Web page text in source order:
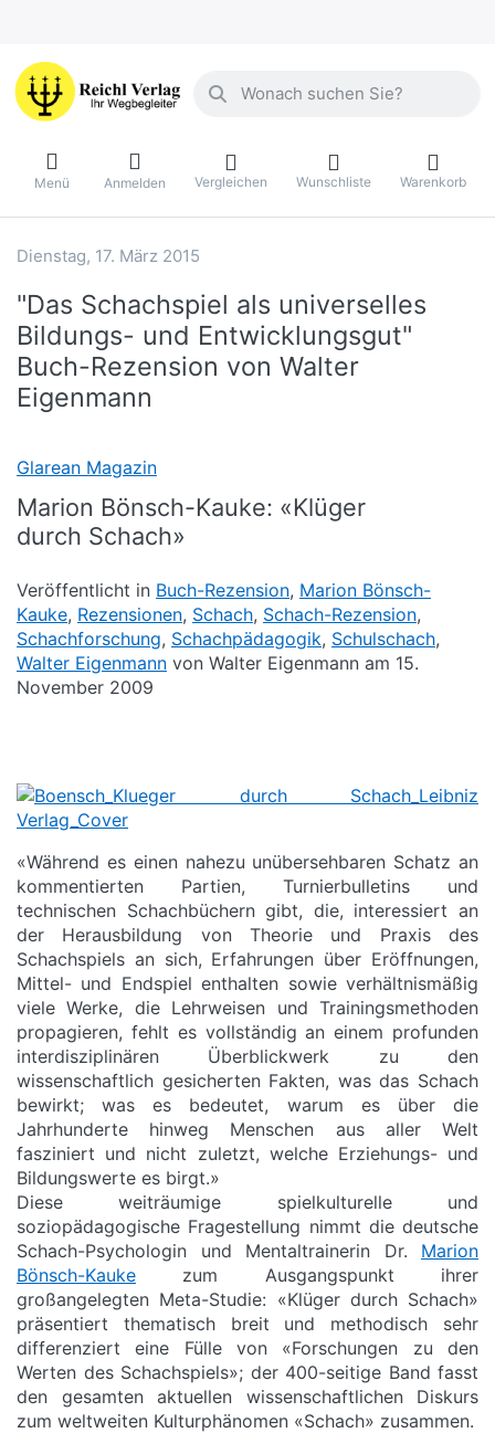
Geben Sie einen Suchbegriff ein.
Menü Anmelden Vergleichen Wunschliste Warenkorb
Dienstag, 17. März 2015
Reichl Verlag
"Das Schachspiel als universelles
Bildungs- und Entwicklungsgut"
Buch-Rezension von Walter
Eigenmann
Glarean Magazin
Marion Bönsch-Kauke: «Klüger
durch Schach»
Veröffentlicht in Buch-Rezension, Marion Bönsch-
Kauke, Rezensionen, Schach, Schach-Rezension,
Schachforschung, Schachpädagogik, Schulschach,
Walter Eigenmann von Walter Eigenmann am 15.
November 2009
«Während es einen nahezu unübersehbaren Schatz an
kommentierten Partien, Turnierbulletins und
technischen Schachbüchern gibt, die, interessiert an
der Herausbildung von Theorie und Praxis des
Schachspiels an sich, Erfahrungen über Eröffnungen,
Mittel- und Endspiel enthalten sowie verhältnismäßig
viele Werke, die Lehrweisen und Trainingsmethoden
propagieren, fehlt es vollständig an einem profunden
interdisziplinären Überblickwerk zu den
wissenschaftlich gesicherten Fakten, was das Schach
bewirkt; was es bedeutet, warum es über die
Jahrhunderte hinweg Menschen aus aller Welt
fasziniert und nicht zuletzt, welche Erziehungs- und
Bildungswerte es birgt.»
Diese weiträumige spielkulturelle und
soziopädagogische Fragestellung nimmt die deutsche
Schach-Psychologin und Mentaltrainerin Dr. Marion
Bönsch-Kauke zum Ausgangspunkt ihrer
großangelegten Meta-Studie: «Klüger durch Schach»
präsentiert thematisch breit und methodisch sehr
differenziert eine Fülle von «Forschungen zu den
Werten des Schachspiels»; der 400-seitige Band fasst
den gesamten aktuellen wissenschaftlichen Diskurs
zum weltweiten Kulturphänomen «Schach» zusammen.